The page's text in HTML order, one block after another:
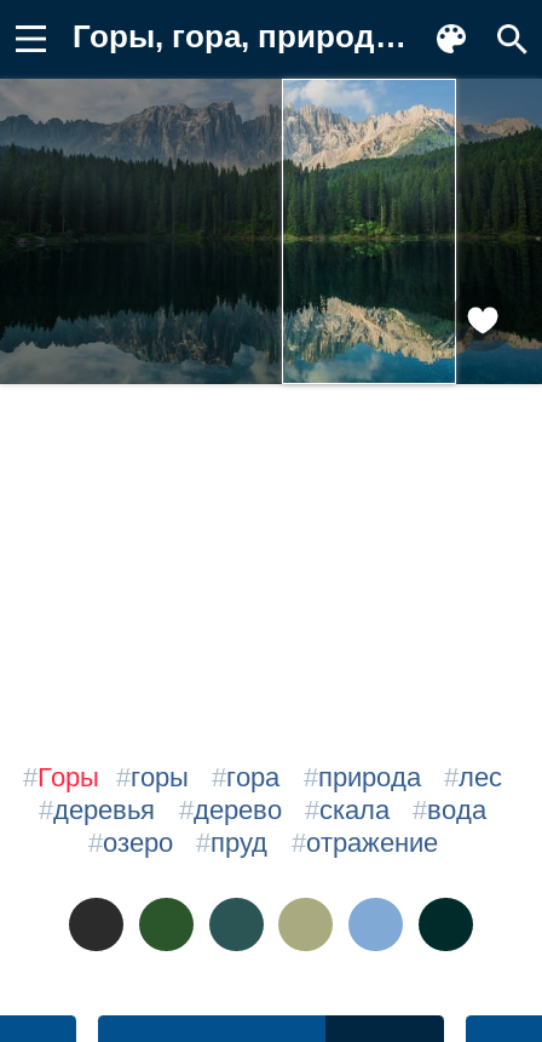
Горы, гора, природа, лес, деревья Картинка на телефон
#Горы #горы #гора #природа #лес
#деревья #дерево #скала #вода
#озеро #пруд #отражение